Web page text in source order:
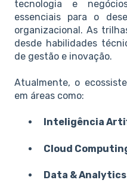
tecnologia e
essenciais para o
organizacional. As
desde habilidades
de gestão e inovação.
Atualmente, o
em áreas como:
Inteligência
Cloud
Data & Analytics